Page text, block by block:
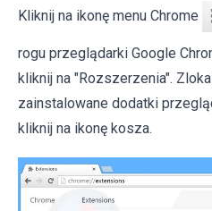
Kliknij na ikonę menu Chrome
rogu przeglądarki Google
kliknij na "Rozszerzenia".
zainstalowane dodatki
kliknij na ikonę kosza.